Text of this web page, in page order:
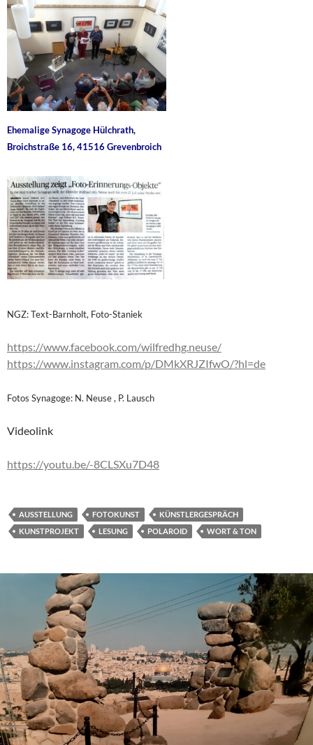
Ehemalige Synagoge Hülchrath,
Broichstraße 16, 41516 Grevenbroich
NGZ: Text-Barnholt, Foto-Staniek
https://www.facebook.com/wilfredhg.neuse/
https://www.instagram.com/p/DMkXRJZIfwO/?hl=de
Fotos Synagoge: N. Neuse , P. Lausch
Videolink
https://youtu.be/-8CLSXu7D48
AUSSTELLUNG FOTOKUNST
KÜNSTLERGESPRÄCH
KUNSTPROJEKT
LESUNG POLAROID WORT & TON